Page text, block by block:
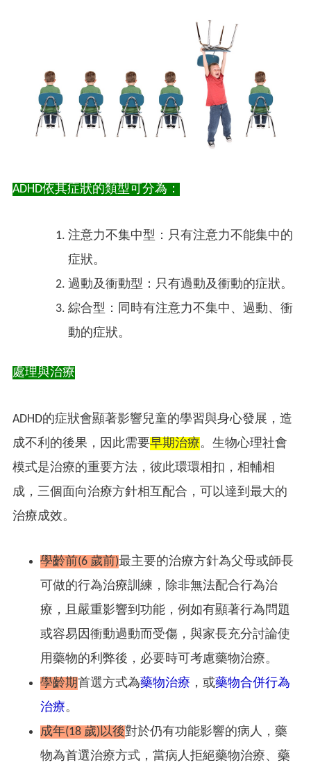
ADHD依其症狀的類型可分為：
注意力不集中型：只有注意力不能集中的
症狀。
過動及衝動型：只有過動及衝動的症狀。
綜合型：同時有注意力不集中、過動、衝
動的症狀。
處理與治療
ADHD的症狀會顯著影響兒童的學習與身心發展，造
成不利的後果，因此需要早期治療。生物心理社會
模式是治療的重要方法，彼此環環相扣，相輔相
成，三個面向治療方針相互配合，可以達到最大的
治療成效。
學齡前(6 歲前)最主要的治療方針為父母或師長
可做的行為治療訓練，除非無法配合行為治
療，且嚴重影響到功能，例如有顯著行為問題
或容易因衝動過動而受傷，與家長充分討論使
用藥物的利弊後，必要時可考慮藥物治療。
學齡期首選方式為藥物治療 ，或藥物合併行為
治療。
成年(18 歲)以後對於仍有功能影響的病人，藥
物為首選治療方式，當病人拒絕藥物治療、藥